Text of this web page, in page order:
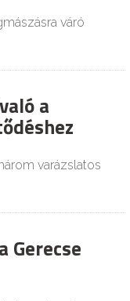
váró
a
varázslatos
Gerecse